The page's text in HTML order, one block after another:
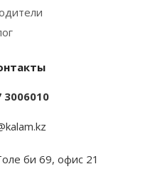
3006010
би 69, офис 21